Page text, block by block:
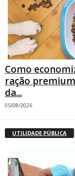
Como
ração
da...
05/08/2026
UTILIDADE PÚBLICA